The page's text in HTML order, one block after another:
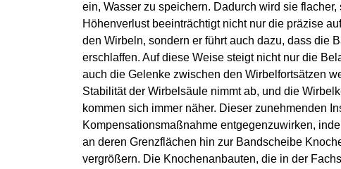
ein, Wasser zu speichern. Dadurch wird sie
Höhenverlust beeinträchtigt nicht nur die präzise
den Wirbeln, sondern er führt auch dazu, dass die
erschlaffen. Auf diese Weise steigt nicht nur die
auch die Gelenke zwischen den Wirbelfortsätzen
Stabilität der Wirbelsäule nimmt ab, und die
kommen sich immer näher. Dieser zunehmenden
Kompensationsmaßnahme entgegenzuwirken,
an deren Grenzflächen hin zur Bandscheibe
vergrößern. Die Knochenanbauten, die in der